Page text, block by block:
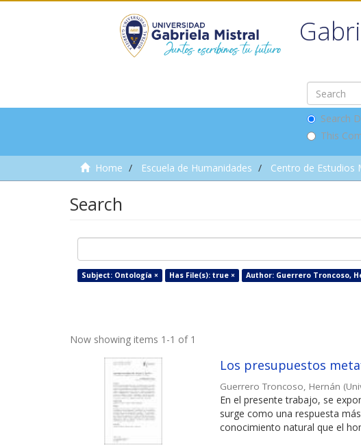
Search
This
Home Escuela de Humanidades Centro de Estudios
Search
Subject: Ontología × Has File(s): true × Author: Guerrero Troncoso,
Now showing items 1-1 of 1
Los presupuestos
Guerrero Troncoso, Hernán (
En el presente trabajo, se
surge como una respuesta
conocimiento natural que el